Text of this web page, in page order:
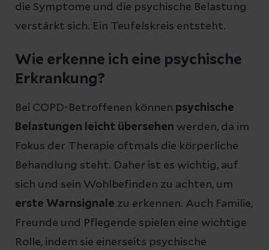
die Symptome und die psychische Belastung
verstärkt sich. Ein Teufelskreis entsteht.
Wie erkenne ich eine psychische
Erkrankung?
Bei COPD-Betroffenen können psychische
Belastungen leicht übersehen werden, da im
Fokus der Therapie oftmals die körperliche
Behandlung steht. Daher ist es wichtig, auf
sich und sein Wohlbefinden zu achten, um
erste Warnsignale zu erkennen. Auch Familie,
Freunde und Pflegende spielen eine wichtige
Rolle, indem sie einerseits psychische